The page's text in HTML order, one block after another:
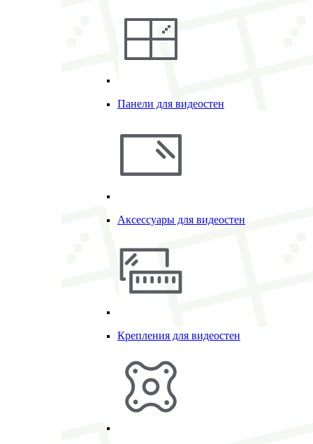
Панели для видеостен
Аксессуары для видеостен
Крепления для видеостен